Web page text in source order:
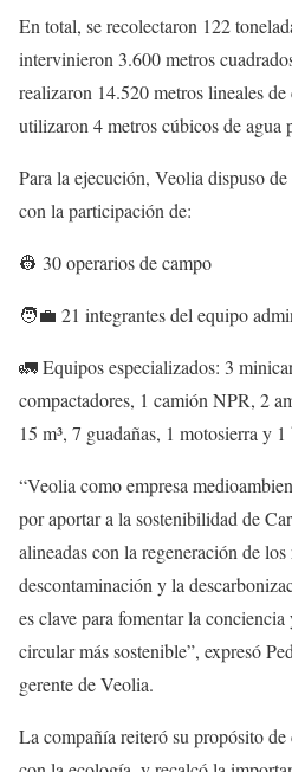
En total, se recolectaron 122
intervinieron 3.600 metros
realizaron 14.520 metros lineales de
utilizaron 4 metros cúbicos de agua
Para la ejecución, Veolia dispuso de
con la participación de:
👷 30 operarios de campo
🧑‍💼 21 integrantes del equipo
🚛 Equipos especializados: 3
compactadores, 1 camión NPR, 2
15 m³, 7 guadañas, 1 motosierra y
“Veolia como empresa
por aportar a la sostenibilidad de
alineadas con la regeneración de los
descontaminación y la
es clave para fomentar la
circular más sostenible”, expresó
gerente de Veolia.
La compañía reiteró su propósito de